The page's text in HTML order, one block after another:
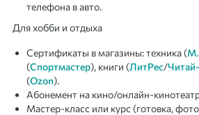
телефона в авто.
Для хобби и отдыха
Сертификаты в магазины: техника (
(Спортмастер), книги (ЛитРес/
(Ozon).
Абонемент на кино/онлайн-
Мастер-класс или курс (готовка,